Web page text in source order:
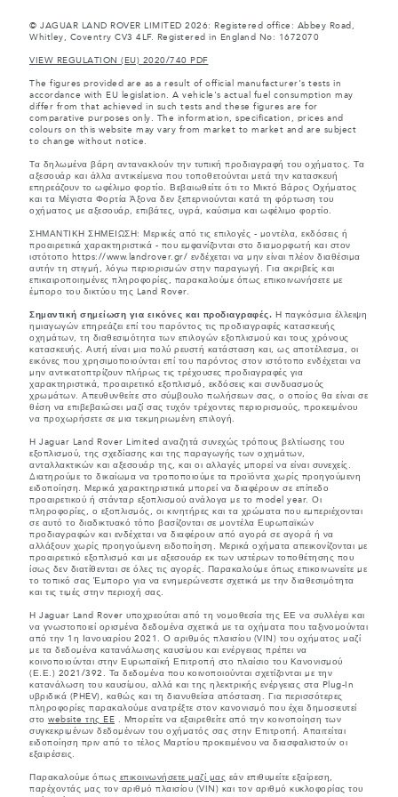
© JAGUAR LAND ROVER LIMITED 2026: Registered office: Abbey Road,
Whitley, Coventry CV3 4LF. Registered in England No: 1672070
VIEW REGULATION (EU) 2020/740 PDF
The figures provided are as a result of official manufacturer's tests in
accordance with EU legislation. A vehicle's actual fuel consumption may
differ from that achieved in such tests and these figures are for
comparative purposes only. The information, specification, prices and
colours on this website may vary from market to market and are subject
to change without notice.
Τα δηλωμένα βάρη αντανακλούν την τυπική προδιαγραφή του οχήματος. Τα
αξεσουάρ και άλλα αντικείμενα που τοποθετούνται μετά την κατασκευή
επηρεάζουν το ωφέλιμο φορτίο. Βεβαιωθείτε ότι το Μικτό Βάρος Οχήματος
και τα Μέγιστα Φορτία Άξονα δεν ξεπερνιούνται κατά τη φόρτωση του
οχήματος με αξεσουάρ, επιβάτες, υγρά, καύσιμα και ωφέλιμο φορτίο.
ΣΗΜΑΝΤΙΚΗ ΣΗΜΕΙΩΣΗ: Μερικές από τις επιλογές - μοντέλα, εκδόσεις ή
προαιρετικά χαρακτηριστικά - που εμφανίζονται στο διαμορφωτή και στον
ιστότοπο https://www.landrover.gr/ ενδέχεται να μην είναι πλέον διαθέσιμα
αυτήν τη στιγμή, λόγω περιορισμών στην παραγωγή. Για ακριβείς και
επικαιροποιημένες πληροφορίες, παρακαλούμε όπως επικοινωνήσετε με
έμπορο του δικτύου της Land Rover.
Σημαντική σημείωση για εικόνες και προδιαγραφές. Η παγκόσμια έλλειψη
ημιαγωγών επηρεάζει επί του παρόντος τις προδιαγραφές κατασκευής
οχημάτων, τη διαθεσιμότητα των επιλογών εξοπλισμού και τους χρόνους
κατασκευής. Αυτή είναι μια πολύ ρευστή κατάσταση και, ως αποτέλεσμα, οι
εικόνες που χρησιμοποιούνται επί του παρόντος στον ιστότοπο ενδέχεται να
μην αντικατοπτρίζουν πλήρως τις τρέχουσες προδιαγραφές για
χαρακτηριστικά, προαιρετικό εξοπλισμό, εκδόσεις και συνδυασμούς
χρωμάτων. Απευθυνθείτε στο σύμβουλο πωλήσεων σας, ο οποίος θα είναι σε
θέση να επιβεβαιώσει μαζί σας τυχόν τρέχοντες περιορισμούς, προκειμένου
να προχωρήσετε σε μια τεκμηριωμένη επιλογή.
Η Jaguar Land Rover Limited αναζητά συνεχώς τρόπους βελτίωσης του
εξοπλισμού, της σχεδίασης και της παραγωγής των οχημάτων,
ανταλλακτικών και αξεσουάρ της, και οι αλλαγές μπορεί να είναι συνεχείς.
Διατηρούμε το δικαίωμα να τροποποιούμε τα προϊόντα χωρίς προηγούμενη
ειδοποίηση. Μερικά χαρακτηριστικά μπορεί να διαφέρουν σε επίπεδο
προαιρετικού ή στάνταρ εξοπλισμού ανάλογα με το model year. Οι
πληροφορίες, ο εξοπλισμός, οι κινητήρες και τα χρώματα που εμπεριέχονται
σε αυτό το διαδικτυακό τόπο βασίζονται σε μοντέλα Ευρωπαϊκών
προδιαγραφών και ενδέχεται να διαφέρουν από αγορά σε αγορά ή να
αλλάξουν χωρίς προηγούμενη ειδοποίηση. Μερικά οχήματα απεικονίζονται με
προαιρετικό εξοπλισμό και με αξεσουάρ εκ των υστέρων τοποθέτησης που
ίσως δεν διατίθενται σε όλες τις αγορές. Παρακαλούμε όπως επικοινωνείτε με
το τοπικό σας Έμπορο για να ενημερώνεστε σχετικά με την διαθεσιμότητα
και τις τιμές στην περιοχή σας.
Η Jaguar Land Rover υποχρεούται από τη νομοθεσία της ΕΕ να συλλέγει και
να γνωστοποιεί ορισμένα δεδομένα σχετικά με τα οχήματα που ταξινομούνται
από την 1η Ιανουαρίου 2021. Ο αριθμός πλαισίου (VIN) του οχήματος μαζί
με τα δεδομένα κατανάλωσης καυσίμου και ενέργειας πρέπει να
κοινοποιούνται στην Ευρωπαϊκή Επιτροπή στο πλαίσιο του Κανονισμού
(Ε.Ε.) 2021/392. Τα δεδομένα που κοινοποιούνται σχετίζονται με την
κατανάλωση του καυσίμου, αλλά και της ηλεκτρικής ενέργειας στα Plug-In
υβριδικά (PHEV), καθώς και τη διανυθείσα απόσταση. Για περισσότερες
πληροφορίες παρακαλούμε ανατρέξτε στον κανονισμό που έχει δημοσιευτεί
στο website της EE . Μπορείτε να εξαιρεθείτε από την κοινοποίηση των
συγκεκριμένων δεδομένων του οχήματός σας στην Επιτροπή. Απαιτείται
ειδοποίηση πριν από το τέλος Μαρτίου προκειμένου να διασφαλιστούν οι
εξαιρέσεις.
Παρακαλούμε όπως επικοινωνήσετε μαζί μας εάν επιθυμείτε εξαίρεση,
παρέχοντάς μας τον αριθμό πλαισίου (VIN) και τον αριθμό κυκλοφορίας του